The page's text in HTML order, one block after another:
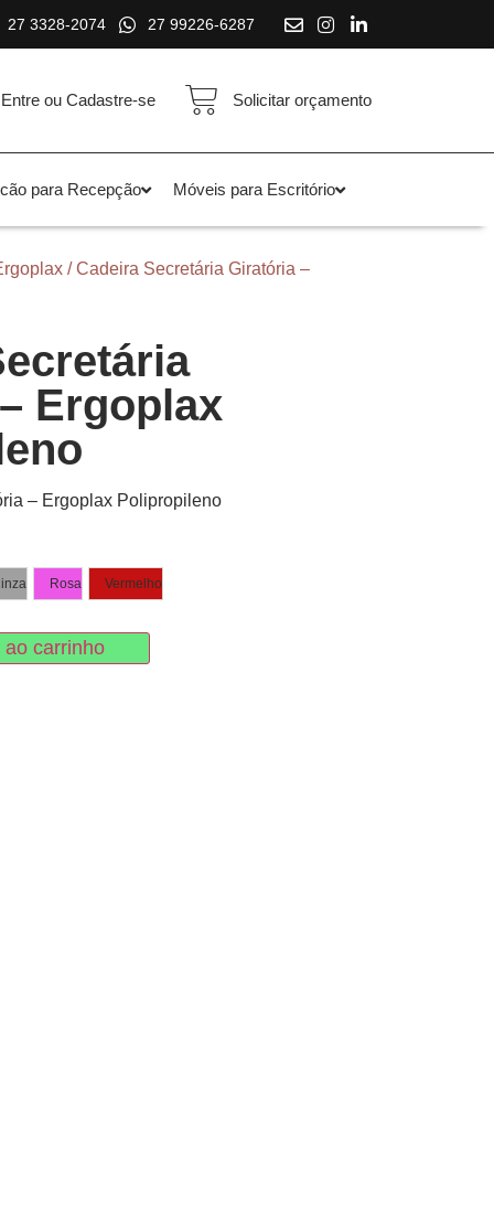
27 3328-2074 27 99226-6287
Entre ou Cadastre-se Solicitar orçamento
para Recepção Móveis para Escritório
/ Cadeira Secretária Giratória –
Ergoplax
– Ergoplax Polipropileno
Rosa Vermelho
carrinho